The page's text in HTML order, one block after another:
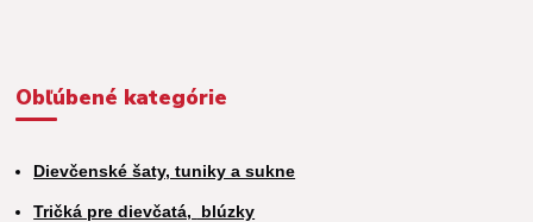
Obľúbené kategórie
Dievčenské šaty, tuniky a sukne
Tričká pre dievčatá, blúzky